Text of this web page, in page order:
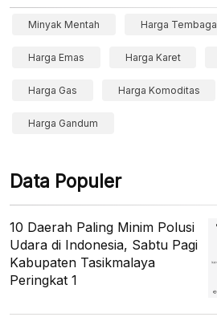
Minyak Mentah Harga Tembaga
Harga Emas Harga Karet
Harga Gas Harga Komoditas
Harga Gandum
Data Populer
10 Daerah Paling Minim Polusi
Udara di Indonesia, Sabtu Pagi
Kabupaten Tasikmalaya
Peringkat 1